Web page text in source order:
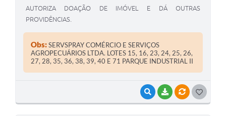
VISUALIZAR
BAIXARVÍNCULOS
AUTORIZA DOAÇÃO DE IMÓVEL E DÁ OUTRAS
PROVIDÊNCIAS.
Obs:SERVSPRAY COMÉRCIO E SERVIÇOS
AGROPECUÁRIOS LTDA. LOTES 15, 16, 23, 24, 25, 26,
27, 28, 35, 36, 38, 39, 40 E 71 PARQUE INDUSTRIAL II